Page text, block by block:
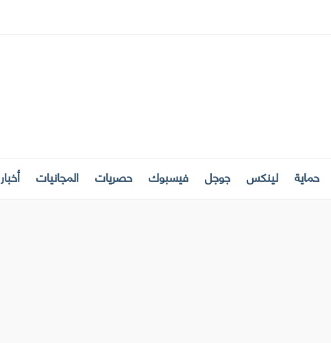
حماية لينكس جوجل فيسبوك حصريات المجانيات أخبار